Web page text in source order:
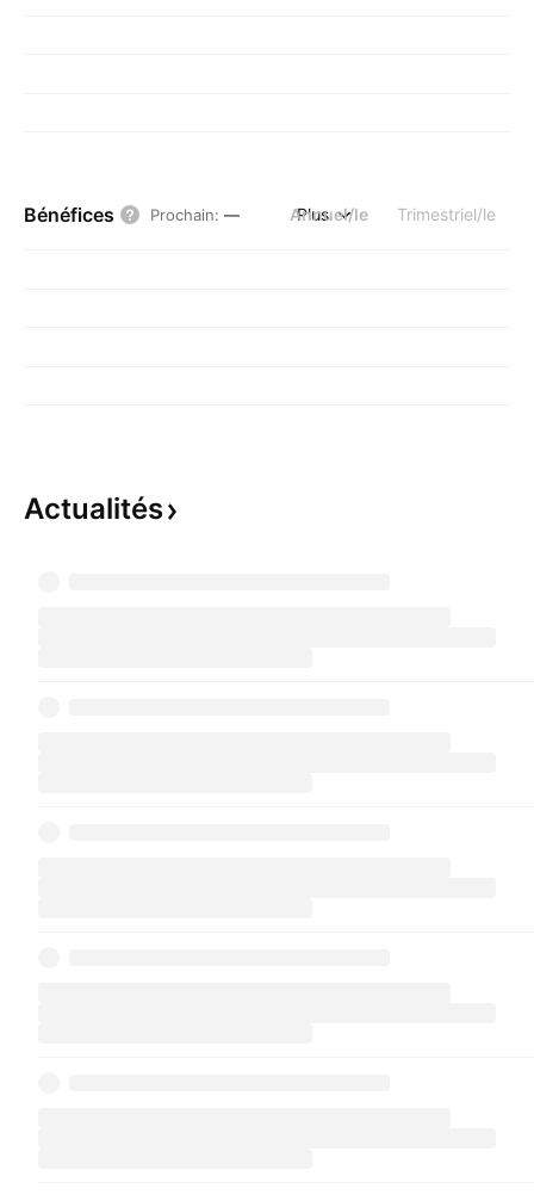
Bénéfices Prochain: — Annuel/le Trimestriel/le
Plus
Actualités